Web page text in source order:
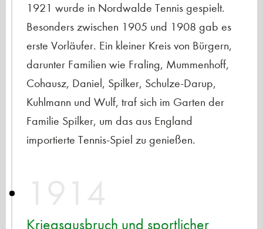
1921 wurde in Nordwalde Tennis gespielt.
Besonders zwischen 1905 und 1908 gab es
erste Vorläufer. Ein kleiner Kreis von Bürgern,
darunter Familien wie Fraling, Mummenhoff,
Cohausz, Daniel, Spilker, Schulze-Darup,
Kuhlmann und Wulf, traf sich im Garten der
Familie Spilker, um das aus England
importierte Tennis-Spiel zu genießen.
Kriegsausbruch und sportlicher